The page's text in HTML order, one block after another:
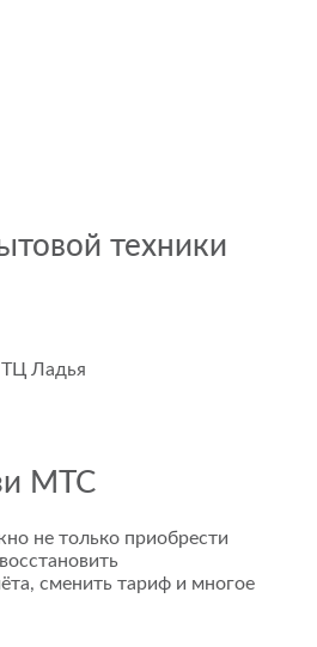
техники
ТЦ Ладья
МТС
не только приобрести
сменить тариф и многое